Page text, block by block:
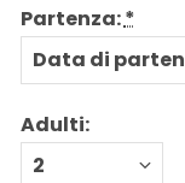
Partenza:*
Adulti: